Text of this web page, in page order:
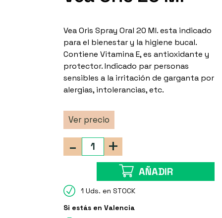
Vea Oris Spray Oral 20 Ml. esta indicado
para el bienestar y la higiene bucal.
Contiene Vitamina E, es antioxidante y
protector. Indicado par personas
sensibles a la irritación de garganta por
alergias, intolerancias, etc.
Ver precio
+
-
AÑADIR
1 Uds. en STOCK
Si estás en Valencia